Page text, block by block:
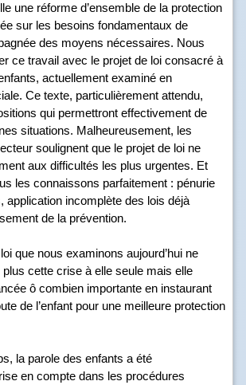
une réforme d’ensemble de la protection
sur les besoins fondamentaux de
des moyens nécessaires. Nous
ce travail avec le projet de loi consacré à
actuellement examiné en
Ce texte, particulièrement attendu,
qui permettront effectivement de
situations. Malheureusement, les
soulignent que le projet de loi ne
aux difficultés les plus urgentes. Et
les connaissons parfaitement : pénurie
application incomplète des lois déjà
de la prévention.
que nous examinons aujourd’hui ne
cette crise à elle seule mais elle
ô combien importante en instaurant
de l’enfant pour une meilleure protection
la parole des enfants a été
en compte dans les procédures